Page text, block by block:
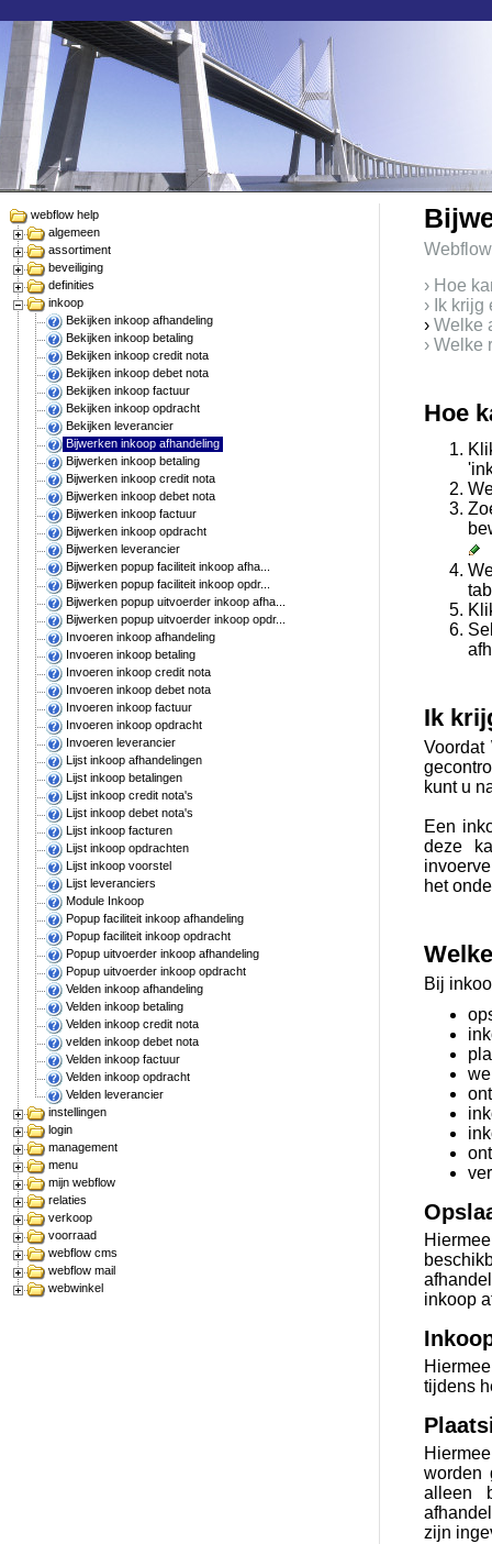
webflow help
algemeen
assortiment
beveiliging
definities
inkoop
Bekijken inkoop afhandeling
Bekijken inkoop betaling
Bekijken inkoop credit nota
Bekijken inkoop debet nota
Bekijken inkoop factuur
Bekijken inkoop opdracht
Bekijken leverancier
Bijwerken inkoop afhandeling
Bijwerken inkoop betaling
Bijwerken inkoop credit nota
Bijwerken inkoop debet nota
Bijwerken inkoop factuur
Bijwerken inkoop opdracht
Bijwerken leverancier
Bijwerken popup faciliteit inkoop afha...
Bijwerken popup faciliteit inkoop opdr...
Bijwerken popup uitvoerder inkoop afha...
Bijwerken popup uitvoerder inkoop opdr...
Invoeren inkoop afhandeling
Invoeren inkoop betaling
Invoeren inkoop credit nota
Invoeren inkoop debet nota
Invoeren inkoop factuur
Invoeren inkoop opdracht
Invoeren leverancier
Lijst inkoop afhandelingen
Lijst inkoop betalingen
Lijst inkoop credit nota's
Lijst inkoop debet nota's
Lijst inkoop facturen
Lijst inkoop opdrachten
Lijst inkoop voorstel
Lijst leveranciers
Module Inkoop
Popup faciliteit inkoop afhandeling
Popup faciliteit inkoop opdracht
Popup uitvoerder inkoop afhandeling
Popup uitvoerder inkoop opdracht
Velden inkoop afhandeling
Velden inkoop betaling
Velden inkoop credit nota
velden inkoop debet nota
Velden inkoop factuur
Velden inkoop opdracht
Velden leverancier
instellingen
login
management
menu
mijn webflow
relaties
verkoop
voorraad
webflow cms
webflow mail
webwinkel
Webflow
› Hoe
› Ik
› Welke
› Welke
Hoe
Ik
Voordat
kunt u
Een
deze
het
Bij
inkoop
tijdens
worden
alleen
zijn